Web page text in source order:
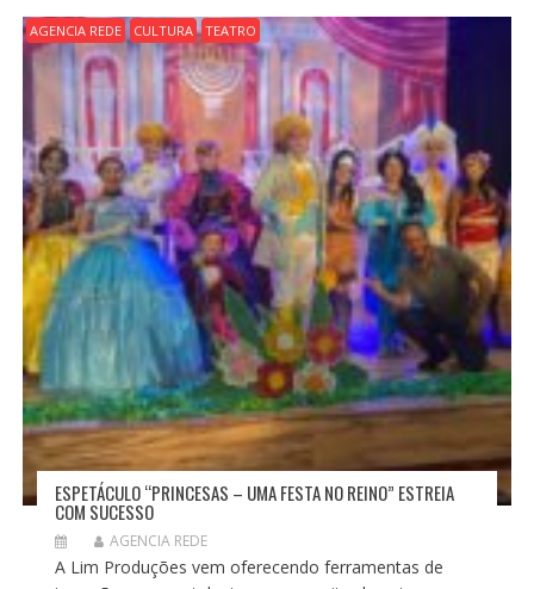
AGENCIA REDE CULTURA TEATRO
ESPETÁCULO “PRINCESAS – UMA FESTA NO REINO” ESTREIA
COM SUCESSO
AGENCIA REDE
A Lim Produções vem oferecendo ferramentas de